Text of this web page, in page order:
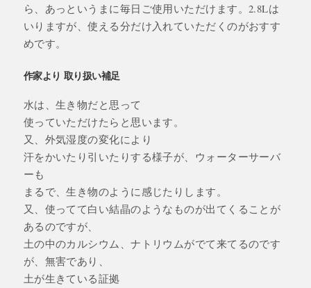
ら、あっというまに毎日ご使用いただけます。2.8Lは
いりますが、使える分だけ入れていただくのがおすす
めです。
作家より 取り扱い補足
水は、生き物だと思って
使っていただけたらと思います。
又、外気湿度の変化により
汗をかいたり引いたりする様子が、ウォーターサーバ
ーも
まるで、生き物のように感じたりします。
又、使ってて白い結晶のようなものが出てくることが
あるのですが、
土の中のカルシウム、ナトリウムがでて来てるのです
が、無害であり、
土が生きている証拠